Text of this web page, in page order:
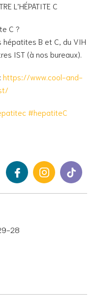
L’HÉPATITE C
C ?
B et C, du VIH
IST (à nos bureaux).
https://www.cool-and-
#hepatiteC
28